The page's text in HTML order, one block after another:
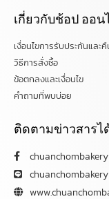
เกี่ยวกับช้อป ออน
เงื่อนไขการรับประกันและ
วิธีการสั่งซื้อ
ข้อตกลงและเงื่อนไข
คำถามที่พบบ่อย
ติดตามข่าวสารไ
chuanchombakery
chuanchombakery